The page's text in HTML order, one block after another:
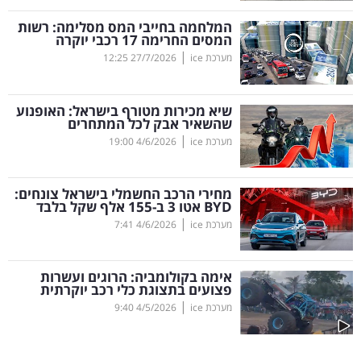
שיווק
ופרסום
משפט
מדדים
ומחקרים
דעות
רכילות
עסקית
קריפטו
ויראלי
המלחמה בחייבי המס מסלימה: רשות
המסים החרימה 17 רכבי יוקרה
מערכת ice |
27/7/2026
12:25
שיא מכירות מטורף בישראל: האופנוע
שהשאיר אבק לכל המתחרים
מערכת ice |
4/6/2026
19:00
מחירי הרכב החשמלי בישראל צונחים:
BYD אטו 3 ב-155 אלף שקל בלבד
מערכת ice |
4/6/2026
7:41
אימה בקולומביה: הרוגים ועשרות
פצועים בתצוגת כלי רכב יוקרתית
מערכת ice |
4/5/2026
9:40